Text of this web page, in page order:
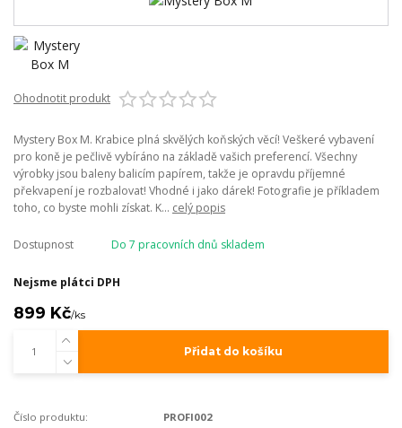
Ohodnotit produkt
Mystery Box M. Krabice plná skvělých koňských věcí! Veškeré vybavení
pro koně je pečlivě vybíráno na základě vašich preferencí. Všechny
výrobky jsou baleny balicím papírem, takže je opravdu příjemné
překvapení je rozbalovat! Vhodné i jako dárek! Fotografie je příkladem
toho, co byste mohli získat. K... celý popis
Dostupnost Do 7 pracovních dnů skladem
Nejsme plátci DPH
899 Kč/ks
Přidat do košíku
Číslo produktu: PROFI002